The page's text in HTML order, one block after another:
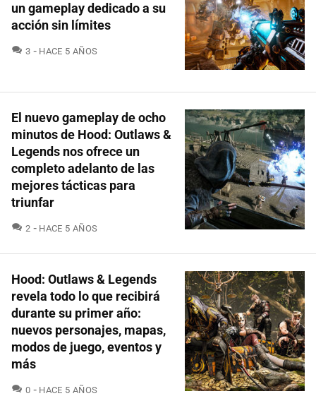
un gameplay dedicado a su
acción sin límites
3 COMENTARIOS
HACE 5 AÑOS
El nuevo gameplay de ocho
minutos de Hood: Outlaws &
Legends nos ofrece un
completo adelanto de las
mejores tácticas para
triunfar
2 COMENTARIOS
HACE 5 AÑOS
Hood: Outlaws & Legends
revela todo lo que recibirá
durante su primer año:
nuevos personajes, mapas,
modos de juego, eventos y
más
0 COMENTARIOS
HACE 5 AÑOS